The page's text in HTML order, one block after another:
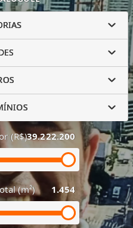
(R$)39.222.200
(m²) 1.454